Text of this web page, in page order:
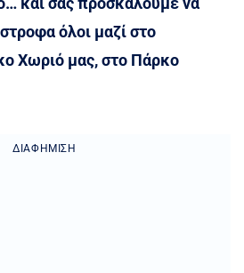
όλοι μαζί στο
Χωριό μας, στο Πάρκο
ΔΙΑΦΉΜΙΣΗ